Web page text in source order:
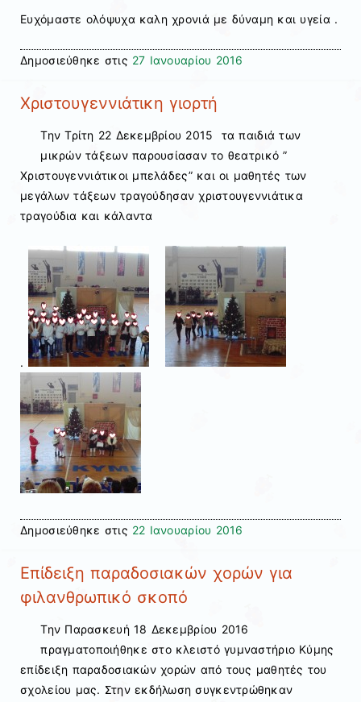
Ευχόμαστε ολόψυχα καλη χρονιά με δύναμη και υγεία .
Δημοσιεύθηκε στις 27 Ιανουαρίου 2016
Χριστουγεννιάτικη γιορτή
Την Τρίτη 22 Δεκεμβρίου 2015 τα παιδιά των
μικρών τάξεων παρουσίασαν το θεατρικό ”
Χριστουγεννιάτικοι μπελάδες” και οι μαθητές των
μεγάλων τάξεων τραγούδησαν χριστουγεννιάτικα
τραγούδια και κάλαντα
.
Δημοσιεύθηκε στις 22 Ιανουαρίου 2016
Επίδειξη παραδοσιακών χορών για
φιλανθρωπικό σκοπό
Την Παρασκευή 18 Δεκεμβρίου 2016
πραγματοποιήθηκε στο κλειστό γυμναστήριο Κύμης
επίδειξη παραδοσιακών χορών από τους μαθητές του
σχολείου μας. Στην εκδήλωση συγκεντρώθηκαν